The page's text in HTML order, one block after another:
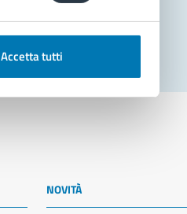
Accetta tutti
NOVITÀ